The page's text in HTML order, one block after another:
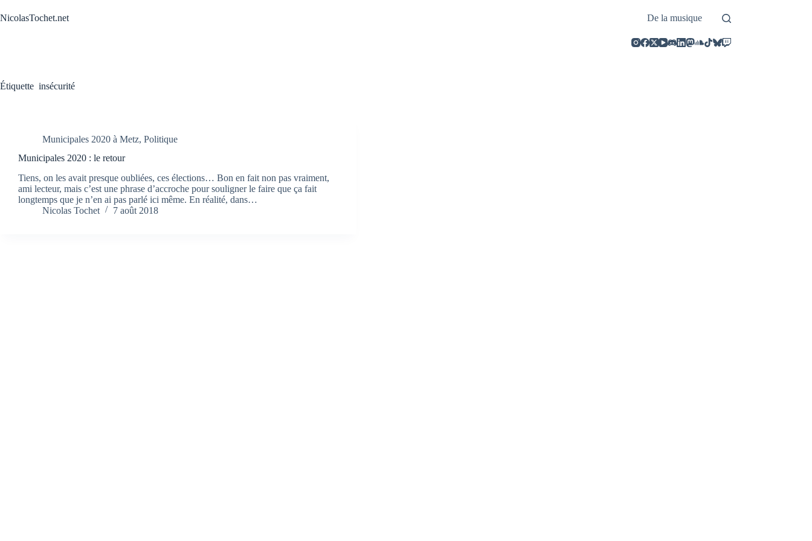
au
NicolasTochet.net De la musique
Étiquette insécurité
Municipales 2020 à Metz, Politique
Municipales 2020 : le retour
Tiens, on les avait presque oubliées, ces élections… Bon en fait non pas vraiment,
ami lecteur, mais c’est une phrase d’accroche pour souligner le faire que ça fait
longtemps que je n’en ai pas parlé ici même. En réalité, dans…
Nicolas Tochet
7 août 2018